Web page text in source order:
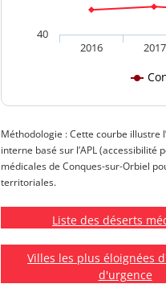
2016 2017
40
Méthodologie : Cette courbe illustre
interne basé sur l’APL
médicales de Conques-sur-Orbiel
territoriales.
Liste des déserts
Villes les plus éloignées
d'urgence